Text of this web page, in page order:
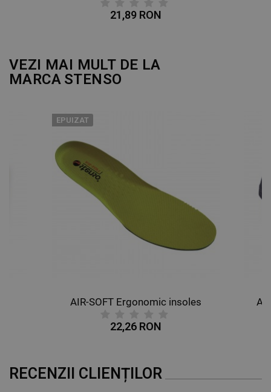
21,89 RON
VEZI MAI MULT DE LA
MARCA STENSO
EPUIZAT
AIR-SOFT Ergonomic insoles
22,26 RON
RECENZII CLIENȚILOR
NECLASIFICATE